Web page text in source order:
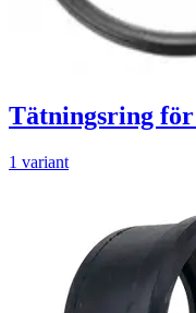
Tätningsring
1 variant